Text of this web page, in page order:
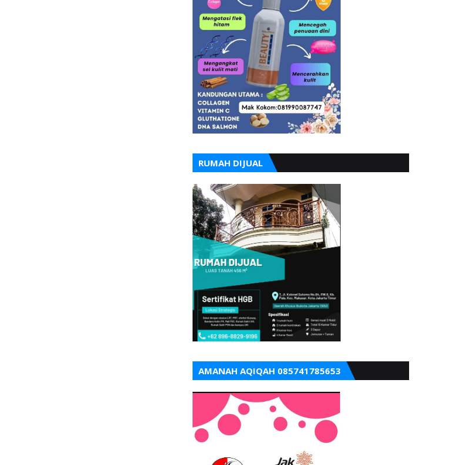
RUMAH DIJUAL
AMANAH AQIQAH 085741785653